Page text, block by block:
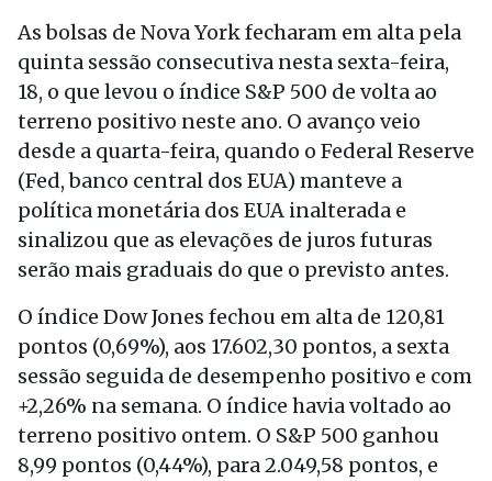
As bolsas de Nova York fecharam em alta pela
quinta sessão consecutiva nesta sexta-feira,
18, o que levou o índice S&P 500 de volta ao
terreno positivo neste ano. O avanço veio
desde a quarta-feira, quando o Federal Reserve
(Fed, banco central dos EUA) manteve a
política monetária dos EUA inalterada e
sinalizou que as elevações de juros futuras
serão mais graduais do que o previsto antes.
O índice Dow Jones fechou em alta de 120,81
pontos (0,69%), aos 17.602,30 pontos, a sexta
sessão seguida de desempenho positivo e com
+2,26% na semana. O índice havia voltado ao
terreno positivo ontem. O S&P 500 ganhou
8,99 pontos (0,44%), para 2.049,58 pontos, e